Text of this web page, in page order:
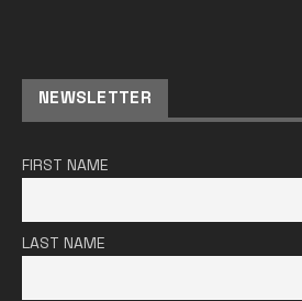
NEWSLETTER
FIRST NAME
LAST NAME